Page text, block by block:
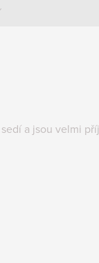
a jsou velmi